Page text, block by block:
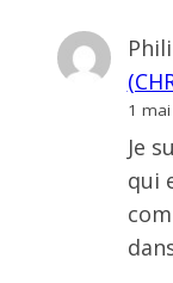
1
Je
qui